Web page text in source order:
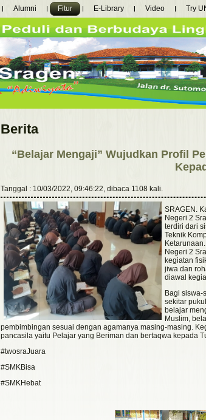
Alumni Fitur E-Library Video Try
Berita
“Belajar Mengaji” Wujudkan Profil
Tanggal : 10/03/2022, 09:46:22, dibaca 1108 kali.
SRAGEN.
Negeri 2
terdiri dari
Teknik
Negeri 2
kegiatan
jiwa dan
diawal
Bagi
sekitar
belajar
Muslim,
pembimbingan sesuai dengan agamanya masing-masing.
pancasila yaitu Pelajar yang Beriman dan bertaqwa kepada
#twosraJuara
#SMKBisa
#SMKHebat